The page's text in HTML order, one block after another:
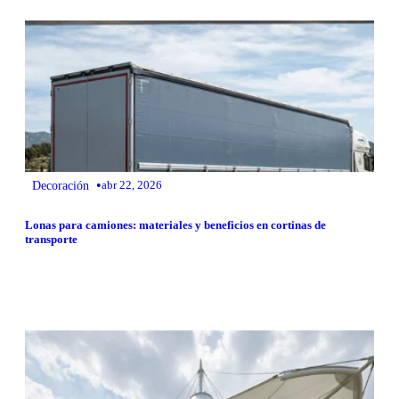
Decoración •abr 22, 2026
Lonas para camiones: materiales y beneficios en cortinas de
transporte